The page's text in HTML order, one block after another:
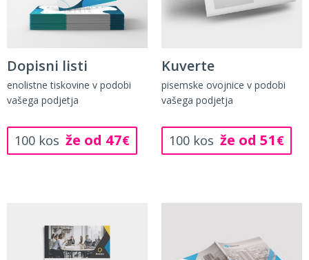
Dopisni listi
enolistne tiskovine v podobi
vašega podjetja
100 kos že od 47€
Kuverte
pisemske ovojnice v podobi
vašega podjetja
100 kos že od 51 €